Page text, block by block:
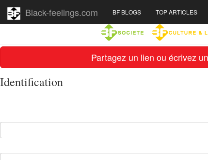
Partagez un lien ou écrivez
Black-feelings.com BF BLOGS TOP ARTICLES
Identification